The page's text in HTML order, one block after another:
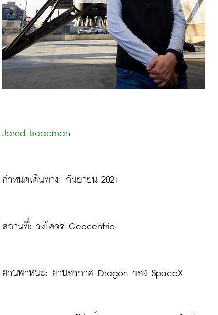
Jared Isaacman
กำหนดเดินทาง: กันยายน 2021
สถานที่: วงโคจร Geocentric
ยานพาหนะ: ยานอวกาศ Dragon ของ SpaceX